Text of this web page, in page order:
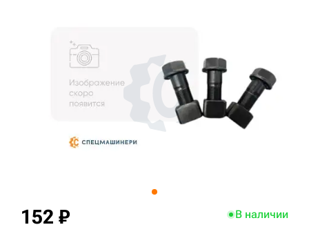
152 ₽ В наличии
3D тур по производству
3D тур по складам
sksale@skdst.ru